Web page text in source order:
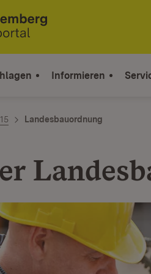
Informieren
Landesbauordnung